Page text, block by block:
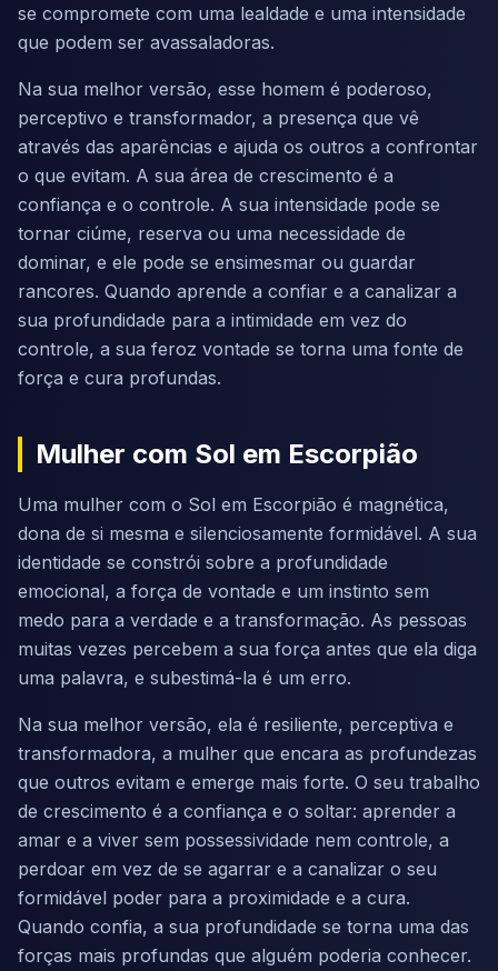
se compromete com uma lealdade e uma intensidade
que podem ser avassaladoras.
Na sua melhor versão, esse homem é poderoso,
perceptivo e transformador, a presença que vê
através das aparências e ajuda os outros a confrontar
o que evitam. A sua área de crescimento é a
confiança e o controle. A sua intensidade pode se
tornar ciúme, reserva ou uma necessidade de
dominar, e ele pode se ensimesmar ou guardar
rancores. Quando aprende a confiar e a canalizar a
sua profundidade para a intimidade em vez do
controle, a sua feroz vontade se torna uma fonte de
força e cura profundas.
Mulher com Sol em Escorpião
Uma mulher com o Sol em Escorpião é magnética,
dona de si mesma e silenciosamente formidável. A sua
identidade se constrói sobre a profundidade
emocional, a força de vontade e um instinto sem
medo para a verdade e a transformação. As pessoas
muitas vezes percebem a sua força antes que ela diga
uma palavra, e subestimá-la é um erro.
Na sua melhor versão, ela é resiliente, perceptiva e
transformadora, a mulher que encara as profundezas
que outros evitam e emerge mais forte. O seu trabalho
de crescimento é a confiança e o soltar: aprender a
amar e a viver sem possessividade nem controle, a
perdoar em vez de se agarrar e a canalizar o seu
formidável poder para a proximidade e a cura.
Quando confia, a sua profundidade se torna uma das
forças mais profundas que alguém poderia conhecer.